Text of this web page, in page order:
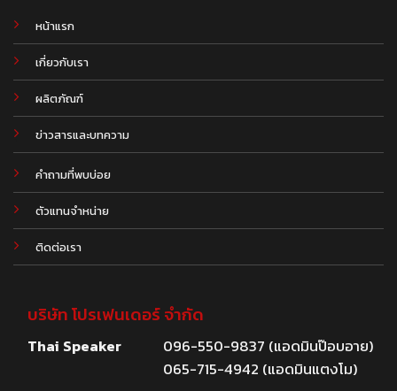
หน้าแรก
เกี่ยวกับเรา
ผลิตภัณฑ์
ข่าวสารและบทความ
.
คำถามที่พบบ่อย
ตัวแทนจำหน่าย
ติดต่อเรา
บริษัท โปรเฟนเดอร์ จำกัด
Thai Speaker
096-550-9837 (แอดมินป๊อบอาย)
065-715-4942 (แอดมินแตงโม)